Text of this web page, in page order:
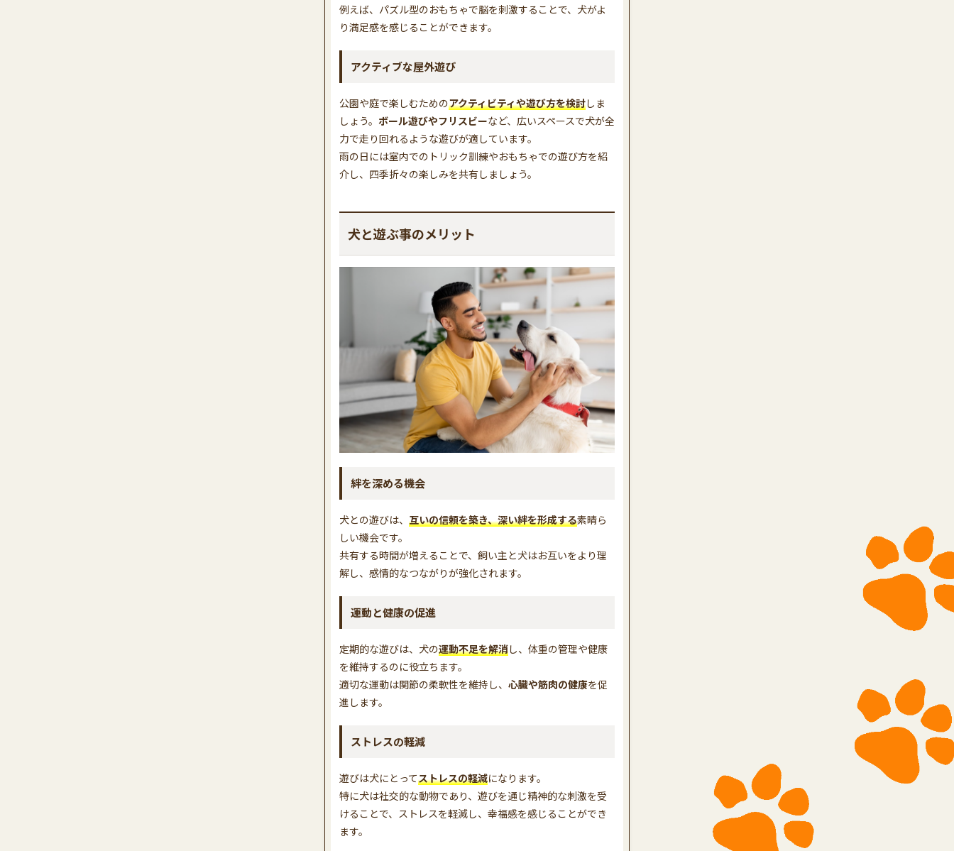
例えば、パズル型のおもちゃで脳を刺激することで、犬がよ
り満足感を感じることができます。
アクティブな屋外遊び
公園や庭で楽しむためのアクティビティや遊び方を検討しま
しょう。 ボール遊びやフリスビーなど、広いスペースで犬が全
力で走り回れるような遊びが適しています。
雨の日には室内でのトリック訓練やおもちゃでの遊び方を紹
介し、四季折々の楽しみを共有しましょう。
犬と遊ぶ事のメリット
絆を深める機会
犬との遊びは、 互いの信頼を築き、深い絆を形成する素晴ら
しい機会です。
共有する時間が増えることで、飼い主と犬はお互いをより理
解し、感情的なつながりが強化されます。
運動と健康の促進
定期的な遊びは、犬の運動不足を解消し、体重の管理や健康
を維持するのに役立ちます。
適切な運動は関節の柔軟性を維持し、 心臓や筋肉の健康を促
進します。
ストレスの軽減
遊びは犬にとってストレスの軽減になります。
特に犬は社交的な動物であり、遊びを通じ精神的な刺激を受
けることで、ストレスを軽減し、幸福感を感じることができ
ます。